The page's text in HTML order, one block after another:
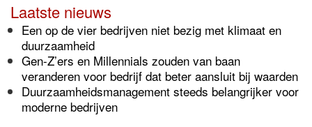
Laatste nieuws
Een op de vier bedrijven niet bezig met klimaat en
duurzaamheid
Gen-Z’ers en Millennials zouden van baan
veranderen voor bedrijf dat beter aansluit bij waarden
Duurzaamheidsmanagement steeds belangrijker voor
moderne bedrijven